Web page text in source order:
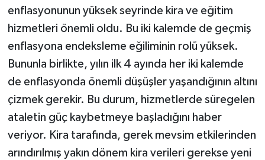
enflasyonunun yüksek seyrinde kira ve eğitim
hizmetleri önemli oldu. Bu iki kalemde de geçmiş
enflasyona endeksleme eğiliminin rolü yüksek.
Bununla birlikte, yılın ilk 4 ayında her iki kalemde
de enflasyonda önemli düşüşler yaşandığının altını
çizmek gerekir. Bu durum, hizmetlerde süregelen
ataletin güç kaybetmeye başladığını haber
veriyor. Kira tarafında, gerek mevsim etkilerinden
arındırılmış yakın dönem kira verileri gerekse yeni